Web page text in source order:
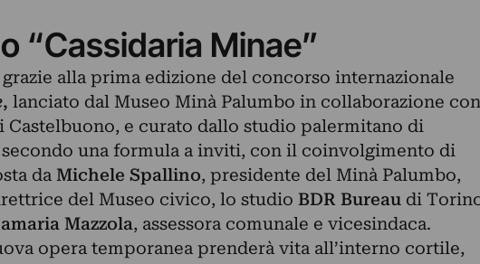
“Cassidaria Minae”
alla prima edizione del concorso internazionale
, lanciato dal Museo Minà Palumbo in collaborazione con
e curato dallo studio palermitano di
secondo una formula a inviti, con il coinvolgimento di
da Michele Spallino, presidente del Minà Palumbo,
del Museo civico, lo studio BDR Bureau di
Mazzola, assessora comunale e vicesindaca.
opera temporanea prenderà vita all’interno cortile,